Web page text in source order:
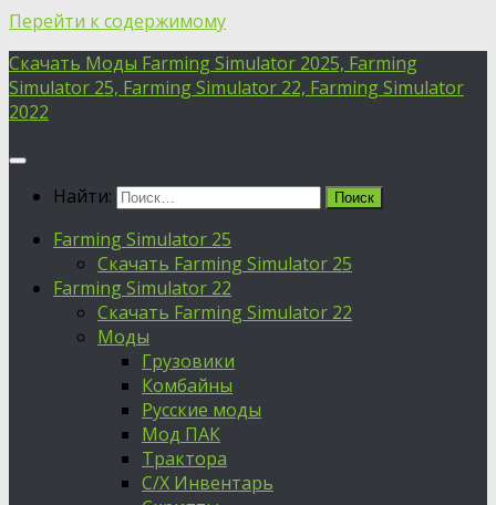
Перейти к содержимому
Скачать Моды Farming Simulator 2025, Farming
Simulator 25, Farming Simulator 22, Farming Simulator
2022
Найти:
Farming Simulator 25
Скачать Farming Simulator 25
Farming Simulator 22
Скачать Farming Simulator 22
Моды
Грузовики
Комбайны
Русские моды
Мод ПАК
Трактора
С/Х Инвентарь